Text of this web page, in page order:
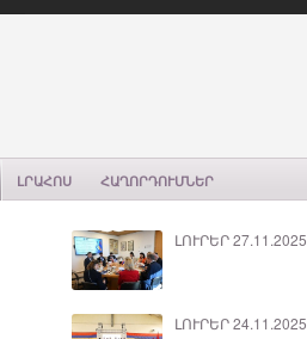
ԼՐԱՀՈՍ ՀԱՂՈՐԴՈՒՄՆԵՐ
ԼՈՒՐԵՐ 27.11.2025
ԼՈՒՐԵՐ 24.11.2025